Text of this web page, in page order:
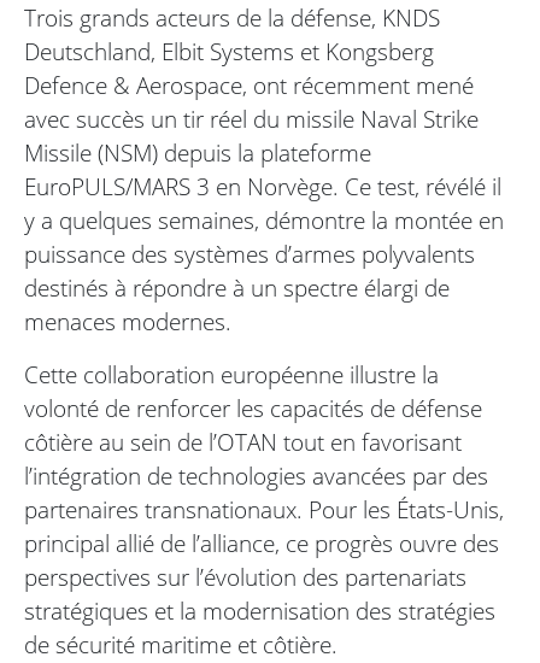
Trois grands acteurs de la défense, KNDS
Deutschland, Elbit Systems et Kongsberg
Defence & Aerospace, ont récemment mené
avec succès un tir réel du missile Naval Strike
Missile (NSM) depuis la plateforme
EuroPULS/MARS 3 en Norvège. Ce test, révélé il
y a quelques semaines, démontre la montée en
puissance des systèmes d’armes polyvalents
destinés à répondre à un spectre élargi de
menaces modernes.
Cette collaboration européenne illustre la
volonté de renforcer les capacités de défense
côtière au sein de l’OTAN tout en favorisant
l’intégration de technologies avancées par des
partenaires transnationaux. Pour les États-Unis,
principal allié de l’alliance, ce progrès ouvre des
perspectives sur l’évolution des partenariats
stratégiques et la modernisation des stratégies
de sécurité maritime et côtière.